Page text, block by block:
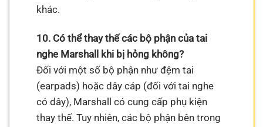
khác.
10. Có thể thay thế các bộ phận của tai
nghe Marshall khi bị hỏng không?
Đối với một số bộ phận như đệm tai
(earpads) hoặc dây cáp (đối với tai nghe
có dây), Marshall có cung cấp phụ kiện
thay thế. Tuy nhiên, các bộ phận bên trong